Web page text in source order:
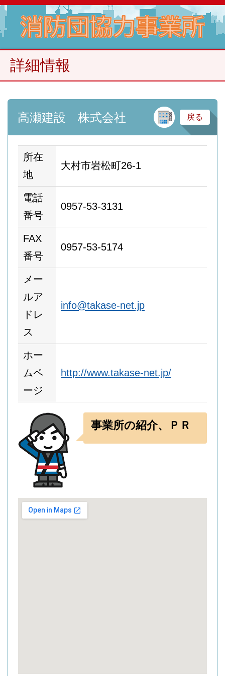
詳細情報
高瀬建設 株式会社 建
戻る
所在
地
大村市岩松町26-1
電話
番号
0957-53-3131
FAX
番号
0957-53-5174
メー
ルア
ドレ
ス
info@takase-net.jp
ホー
ムペ
ージ
http://www.takase-net.jp/
事業所の紹介、ＰＲ